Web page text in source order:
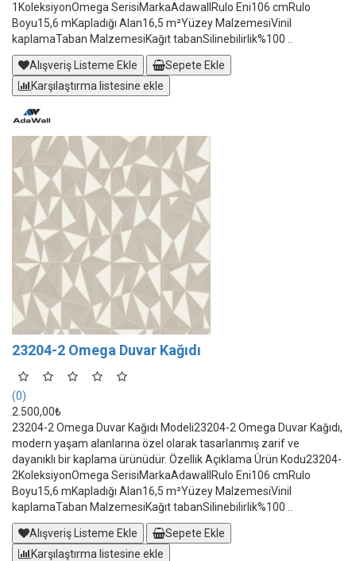
1KoleksiyonOmega SerisiMarkaAdawallRulo Eni106 cmRulo
Boyu15,6 mKapladığı Alan16,5 m²Yüzey MalzemesiVinil
kaplamaTaban MalzemesiKağıt tabanSilinebilirlik%100 ..
Alışveriş Listeme Ekle
Sepete Ekle
Karşılaştırma listesine ekle
23204-2 Omega Duvar Kağıdı
(0)
2.500,00₺
23204-2 Omega Duvar Kağıdı Modeli23204-2 Omega Duvar Kağıdı,
modern yaşam alanlarına özel olarak tasarlanmış zarif ve
dayanıklı bir kaplama ürünüdür. Özellik Açıklama Ürün Kodu23204-
2KoleksiyonOmega SerisiMarkaAdawallRulo Eni106 cmRulo
Boyu15,6 mKapladığı Alan16,5 m²Yüzey MalzemesiVinil
kaplamaTaban MalzemesiKağıt tabanSilinebilirlik%100 ..
Alışveriş Listeme Ekle
Sepete Ekle
Karşılaştırma listesine ekle